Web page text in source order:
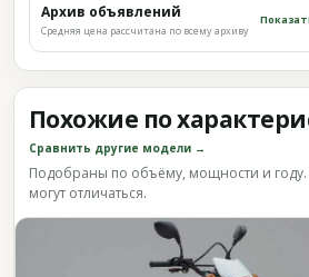
Архив объявлений
Средняя цена рассчитана по всему архиву
Похожие по
Сравнить другие модели →
Подобраны по объёму, мощности и году.
могут отличаться.